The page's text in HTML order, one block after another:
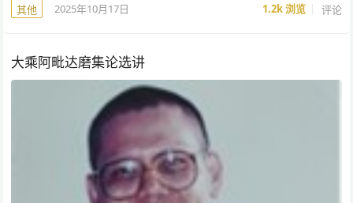
其他 2025年10月17日 1.2k浏览 评论
大乘阿毗达磨集论选讲